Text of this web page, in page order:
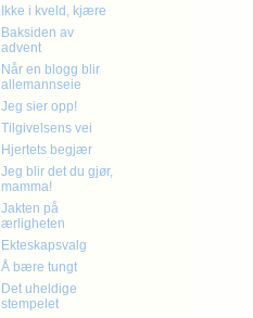
Ikke i kveld, kjære
Baksiden av
advent
Når en blogg blir
allemannseie
Jeg sier opp!
Tilgivelsens vei
Hjertets begjær
Jeg blir det du gjør,
mamma!
Jakten på
ærligheten
Ekteskapsvalg
Å bære tungt
Det uheldige
stempelet